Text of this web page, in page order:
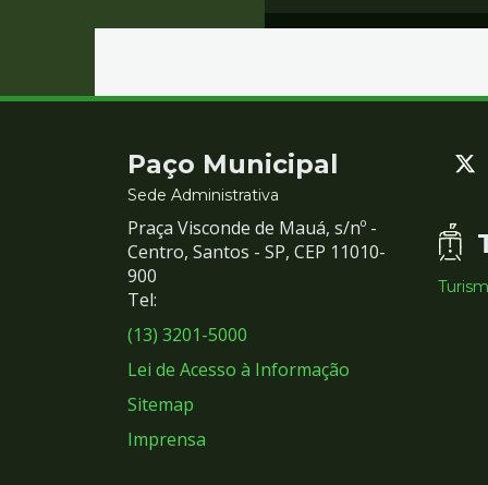
Contato
e
Redes
Sociais
Paço Municipal
Sede Administrativa
Praça Visconde de Mauá, s/nº -
Centro, Santos - SP, CEP 11010-
900
Tel:
(13) 3201-5000
Lei de Acesso à Informação
Sitemap
Imprensa